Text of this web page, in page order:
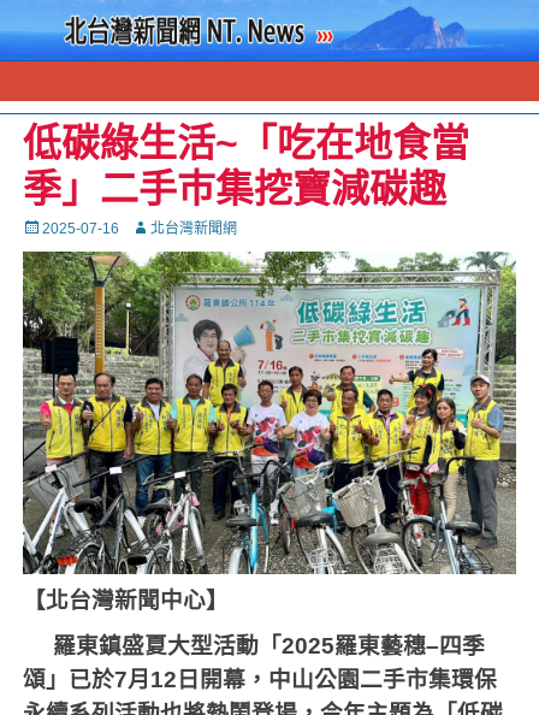
低碳綠生活~「吃在地食當
季」二手巿集挖寶減碳趣
Posted
on
2025-07-16 Autor北台灣新聞網
【北台灣新聞中心】
羅東鎮盛夏大型活動「2025羅東藝穗–四季
頌」已於7月 12 日開幕，中山公園二手市集環保